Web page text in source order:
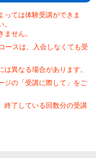
っては体験受講ができま
せん。
ースは、入会しなくても受
異なる場合があります。
ジの「受講に際して」をご
終了している回数分の受講